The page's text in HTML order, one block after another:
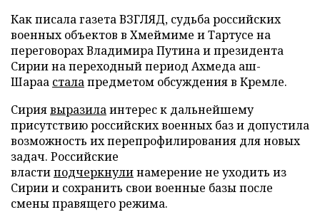
Как писала газета ВЗГЛЯД, судьба российских
военных объектов в Хмеймиме и Тартусе на
переговорах Владимира Путина и президента
Сирии на переходный период Ахмеда аш-
Шараа сталапредметом обсуждения в Кремле.
Сириявыразилаинтерес к дальнейшему
присутствию российских военных баз и допустила
возможность их перепрофилирования для новых
задач. Российские
властиподчеркнулинамерение не уходить из
Сирии и сохранить свои военные базы после
смены правящего режима.